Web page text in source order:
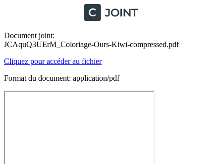
Document joint:
JCAquQ3UErM_Coloriage-Ours-Kiwi-compressed.pdf
Cliquez pour accéder au fichier
Format du document: application/pdf